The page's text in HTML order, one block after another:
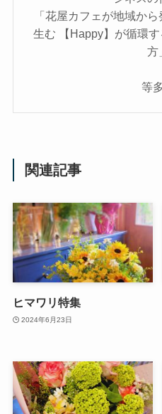
「花屋カフェが地域か
生む 【Happy】が循環
方
等
関連記事
ヒマワリ特集
2024年6月23日